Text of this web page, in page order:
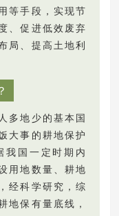
等手段，实现节
、促进低效废弃
局、提高土地利
多地少的基本国
大事的耕地保护
我国一定时期内
用地数量、耕地
经科学研究，综
地保有量底线，